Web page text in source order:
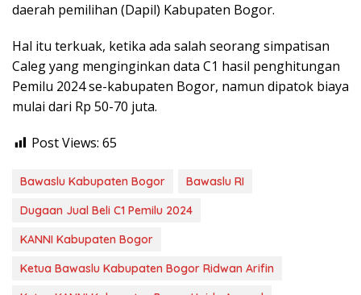
daerah pemilihan (Dapil) Kabupaten Bogor.
Hal itu terkuak, ketika ada salah seorang simpatisan
Caleg yang menginginkan data C1 hasil penghitungan
Pemilu 2024 se-kabupaten Bogor, namun dipatok biaya
mulai dari Rp 50-70 juta.
Post Views: 65
Bawaslu Kabupaten Bogor
Bawaslu RI
Dugaan Jual Beli C1 Pemilu 2024
KANNI Kabupaten Bogor
Ketua Bawaslu Kabupaten Bogor Ridwan Arifin